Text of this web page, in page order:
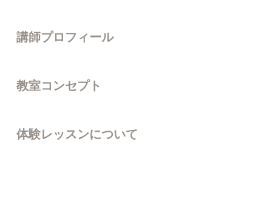
講師プロフィール
教室コンセプト
体験レッスンについて